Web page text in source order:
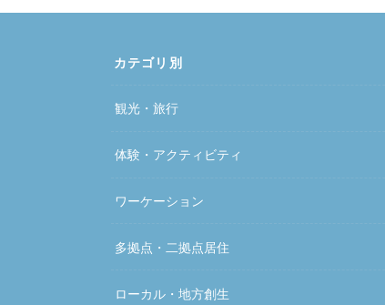
カテゴリ別
観光・旅行
体験・アクティビティ
ワーケーション
多拠点・二拠点居住
ローカル・地方創生